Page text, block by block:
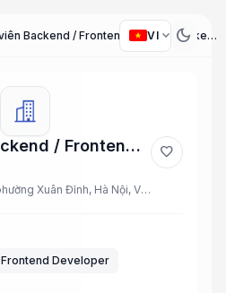
Lập trình viên Backend / Frontend và App (Backend / Frontend and App Developer)
VI expand_more dark_mode
Lập trình viên Backend / Frontend và App (Backend / Frontend and App Developer)
Số 3B1, ngõ 40 Xuân La, phường Xuân Đỉnh, Hà Nội, Việt Nam
favorite
Frontend Developer